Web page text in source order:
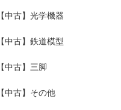
【中古】光学機器
【中古】鉄道模型
【中古】三脚
【中古】その他